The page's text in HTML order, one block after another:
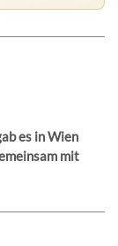
es in Wien
mit